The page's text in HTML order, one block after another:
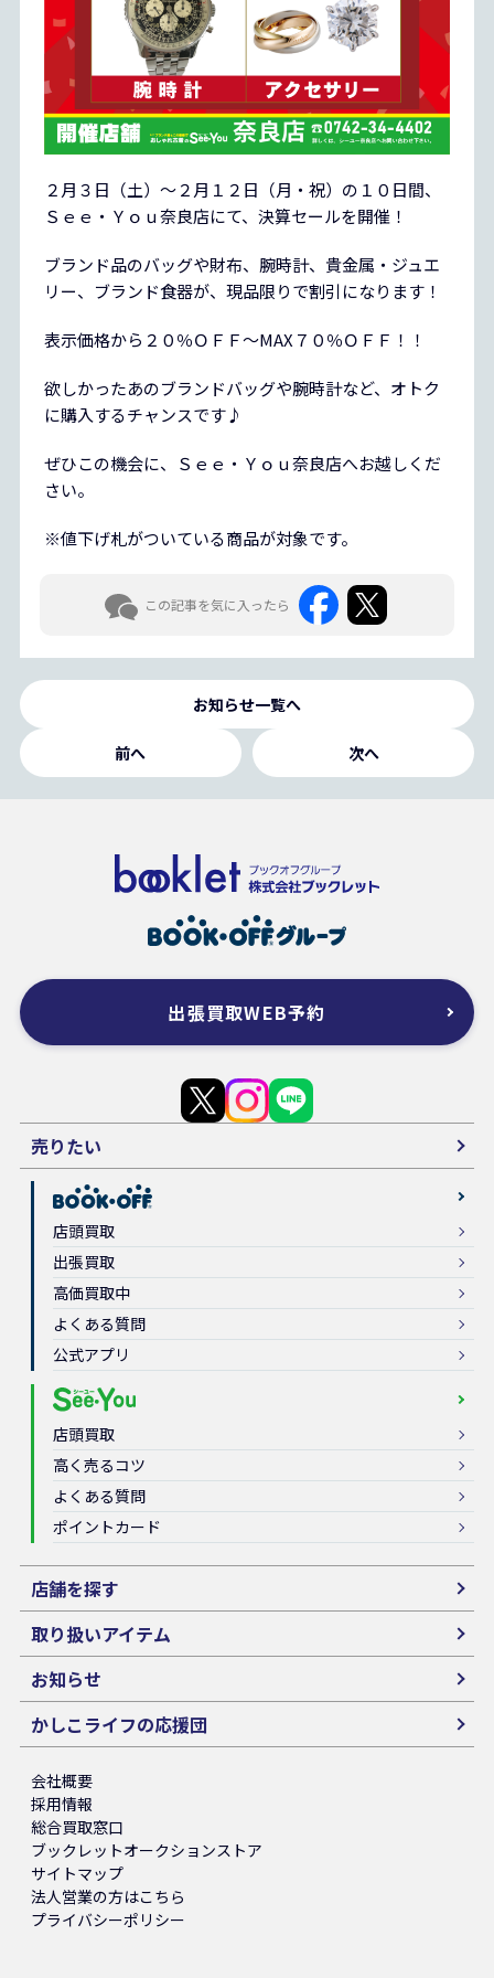
２月３日（土）～２月１２日（月・祝）の１０日間、
Ｓｅｅ・Ｙｏｕ奈良店にて、決算セールを開催！
ブランド品のバッグや財布、腕時計、貴金属・ジュエ
リー、ブランド食器が、現品限りで割引になります！
表示価格から２０％ＯＦＦ～MAX７０％ＯＦＦ！！
欲しかったあのブランドバッグや腕時計など、オトク
に購入するチャンスです♪
ぜひこの機会に、Ｓｅｅ・Ｙｏｕ奈良店へお越しくだ
さい。
※値下げ札がついている商品が対象です。
この記事を気に入ったら
お知らせ一覧へ
前へ 次へ
出張買取WEB予約
売りたい
店頭買取
出張買取
高価買取中
よくある質問
公式アプリ
店頭買取
高く売るコツ
よくある質問
ポイントカード
店舗を探す
取り扱いアイテム
お知らせ
かしこライフの応援団
会社概要
採用情報
総合買取窓口
ブックレットオークションストア
サイトマップ
法人営業の方はこちら
プライバシーポリシー